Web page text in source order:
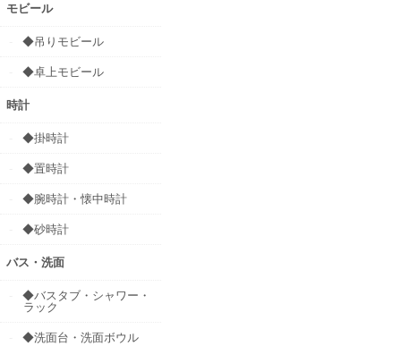
モビール
◆吊りモビール
◆卓上モビール
時計
◆掛時計
◆置時計
◆腕時計・懐中時計
◆砂時計
バス・洗面
◆バスタブ・シャワー・
ラック
◆洗面台・洗面ボウル